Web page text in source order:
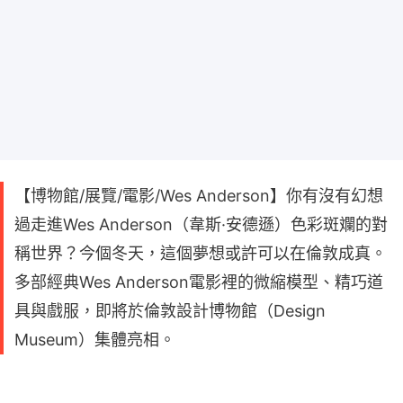
【博物館/展覽/電影/Wes Anderson】你有沒有幻想
過走進Wes Anderson（韋斯·安德遜）色彩斑斕的對
稱世界？今個冬天，這個夢想或許可以在倫敦成真。
多部經典Wes Anderson電影裡的微縮模型、精巧道
具與戲服，即將於倫敦設計博物館（Design
Museum）集體亮相。